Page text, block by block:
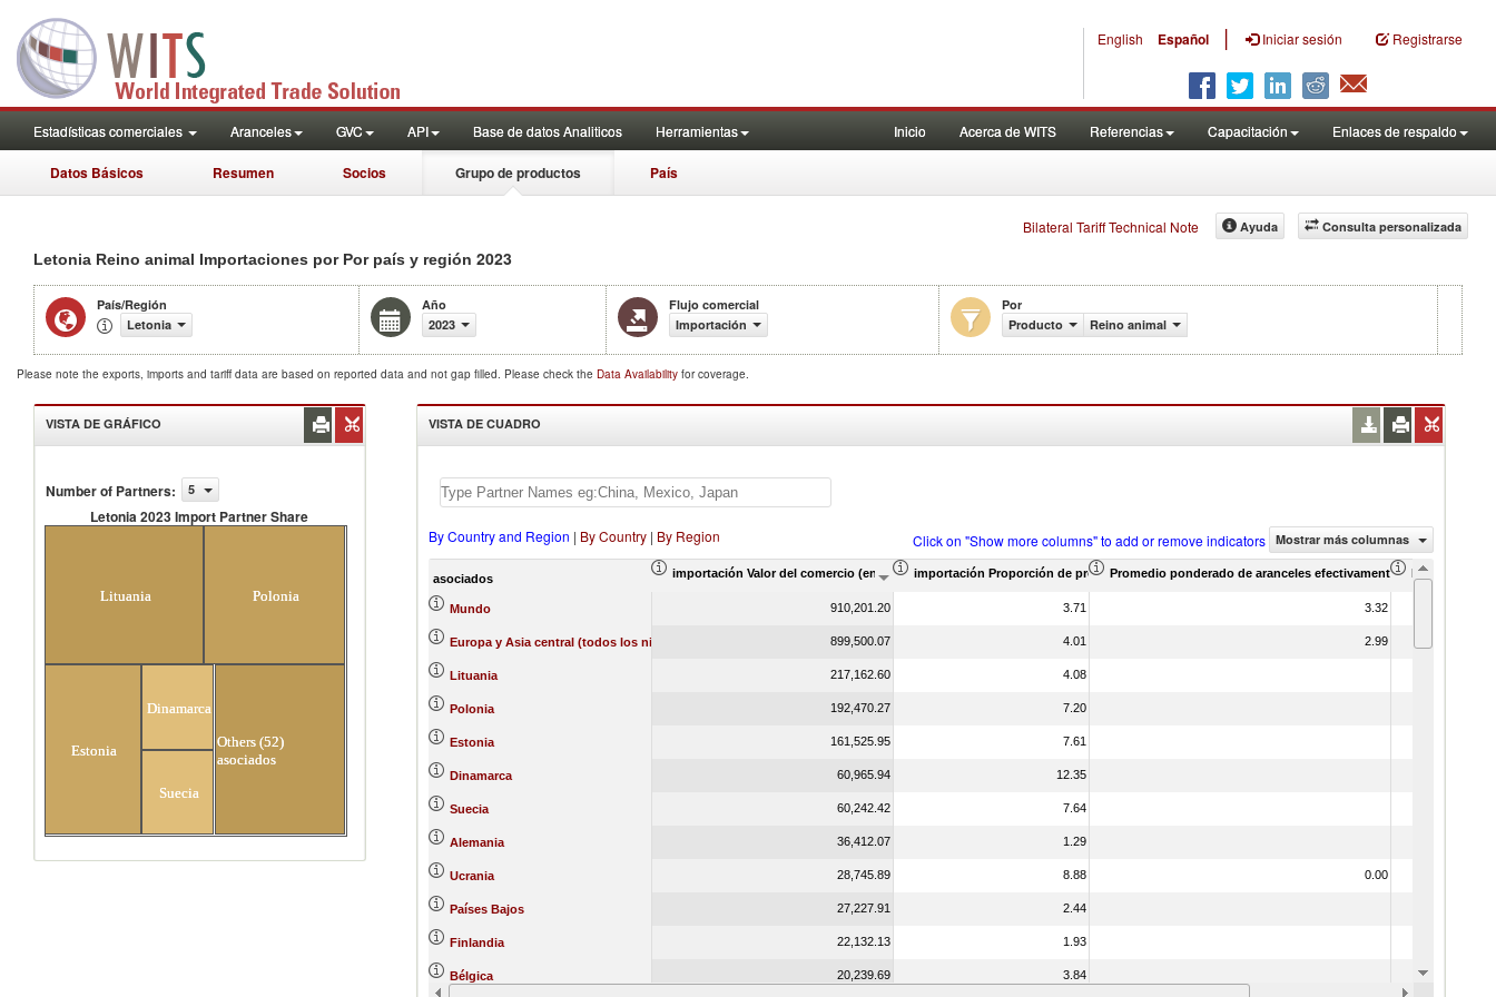
English Español | Iniciar sesión Registrarse
Estadísticas comerciales Aranceles GVC API Base de datos Analiticos Herramientas Inicio Acerca de WITS Referencias Capacitación Enlaces de respaldo
Datos Básicos Resumen Socios Grupo de productos País
Bilateral Tariff Technical Note Consulta personalizada
Ayuda
Letonia Reino animal Importaciones por Por país y región 2023
País/Región
Letonia
Año
2023
Flujo comercial
Importación
Por
Producto
Reino animal
Please note the exports, imports and tariff data are based on reported data and not gap filled. Please check the Data Availability for coverage.
VISTA DE GRÁFICO
Number of Partners: 5
Letonia 2023 Import Partner Share
Lituania Polonia
Estonia
Dinamarca
Suecia
Others (52)
asociados
VISTA DE CUADRO
By Country and Region | By Country| By Region Click on "Show more columns" to add or remove indicators Mostrar más columnas
asociados importación Valor del comercio (en miles de US$)importación Proporción de productos (%)Promedio ponderado de aranceles efectivamente aplicados (%)
Promedio
Mundo 910,201.20 3.71 3.32
Europa y Asia central (todos los niveles de ingreso) 899,500.07 4.01 2.99
Lituania 217,162.60 4.08
Polonia 192,470.27 7.20
Estonia 161,525.95 7.61
Dinamarca 60,965.94 12.35
Suecia 60,242.42 7.64
Alemania 36,412.07 1.29
Ucrania 28,745.89 8.88 0.00
Países Bajos 27,227.91 2.44
Finlandia 22,132.13 1.93
Bélgica 20,239.69 3.84